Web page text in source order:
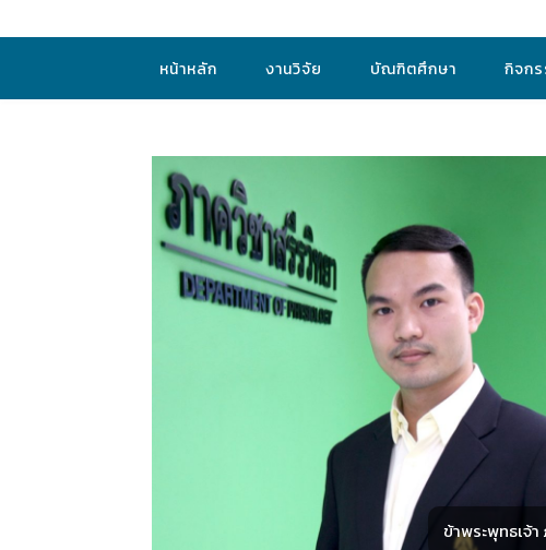
ข้าพระพุทธเจ้
หน้าหลัก งานวิจัย บัณฑิตศึกษา กิจก